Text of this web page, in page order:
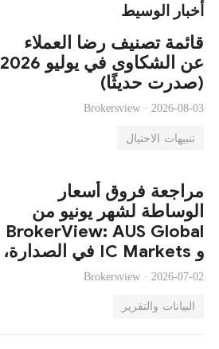
أخبار الوسيط
قائمة تصنيف رضا العملاء
عن الشكاوى في يوليو 2026
(صدرت حديثًا)
Brokersview · 2026-08-03
تنبيهات الاحتيال
مراجعة فروق أسعار
الوساطة لشهر يونيو من
BrokerView: AUS Global
و IC Markets في الصدارة،
بينما تتفاوت تكاليف تداول
Brokersview · 2026-07-02
البيانات والتقرير